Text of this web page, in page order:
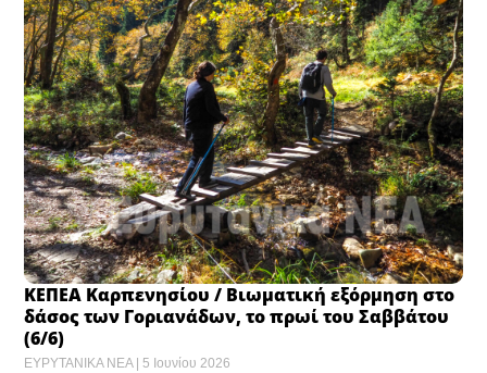
ΚΕΠΕΑ Καρπενησίου / Βιωματική εξόρμηση στο
δάσος των Γοριανάδων, το πρωί του Σαββάτου
(6/6)
ΕΥΡΥΤΑΝΙΚΑ ΝΕΑ 5 Ιουνίου 2026